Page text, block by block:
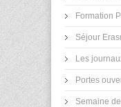
Formation
Séjour
Les
Portes
Semaine